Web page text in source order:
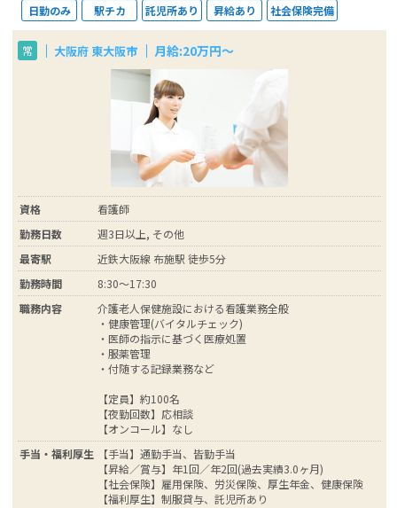
日勤のみ 駅チカ 託児所あり 昇給あり 社会保険完備
常 大阪府 東大阪市 月給:20万円～
資格
看護師
勤務日数
週3日以上, その他
最寄駅
近鉄大阪線 布施駅 徒歩5分
勤務時間
8:30～17:30
職務内容
介護老人保健施設における看護業務全般
・健康管理(バイタルチェック)
・医師の指示に基づく医療処置
・服薬管理
・付随する記録業務など
【定員】約100名
【夜勤回数】応相談
【オンコール】なし
手当・福利厚生
【手当】通勤手当、皆勤手当
【昇給／賞与】年1回／年2回(過去実績3.0ヶ月)
【社会保険】雇用保険、労災保険、厚生年金、健康保険
【福利厚生】制服貸与、託児所あり